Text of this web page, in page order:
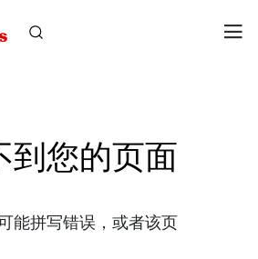
到您的页面
能拼写错误，或者该页